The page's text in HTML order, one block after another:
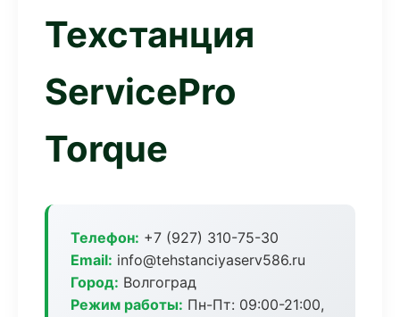
Техстанция
ServicePro
Torque
Телефон: +7 (927) 310-75-30
Email: info@tehstanciyaserv586.ru
Город: Волгоград
Режим работы: Пн-Пт: 09:00-21:00,